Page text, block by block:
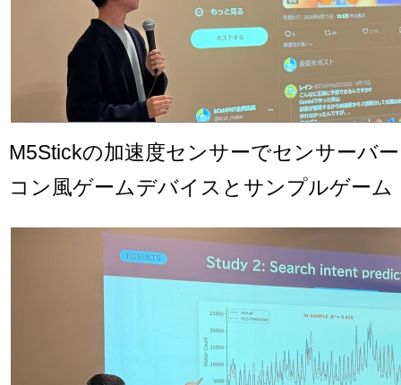
M5Stickの加速度センサーでセンサーバ
コン風ゲームデバイスとサンプルゲーム